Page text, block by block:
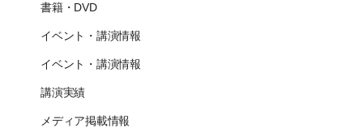
書籍・DVD
イベント・講演情報
イベント・講演情報
講演実績
メディア掲載情報